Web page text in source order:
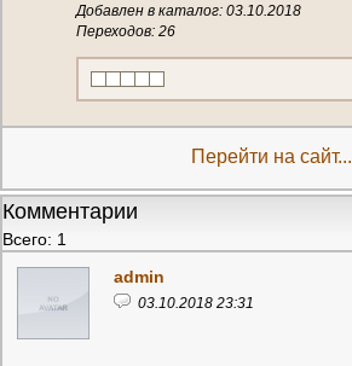
Добавлен в каталог: 03.10.2018
Переходов: 26
Перейти на сайт...
Комментарии
Всего: 1
admin
03.10.2018 23:31